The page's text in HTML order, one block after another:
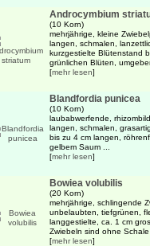
Androcymbium
(10 Korn)
mehrjährige, kleine
langen, schmalen,
kurzgestielte Blütenstand
grünlichen Blüten,
[mehr lesen]
Blandfordia punicea
(10 Korn)
laubabwerfende,
langen, schmalen,
bis zu 4 cm langen,
gelbem Saum ...
[mehr lesen]
Bowiea volubilis
(20 Korn)
mehrjährige, schlingende
unbelaubten, tiefgrünen,
langgestielte, ca. 1 cm
Zwiebeln sind ohne
[mehr lesen]